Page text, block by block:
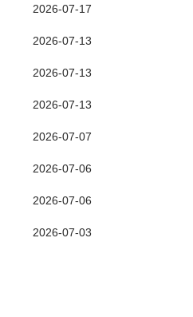
2026-07-17
2026-07-13
2026-07-13
2026-07-13
2026-07-07
2026-07-06
2026-07-06
2026-07-03